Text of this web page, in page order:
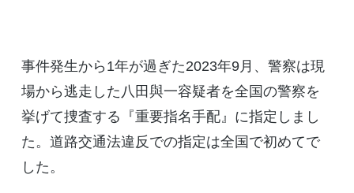
事件発生から1年が過ぎた2023年9月、警察は現
場から逃走した八田與一容疑者を全国の警察を
挙げて捜査する『重要指名手配』に指定しまし
た。道路交通法違反での指定は全国で初めてで
した。